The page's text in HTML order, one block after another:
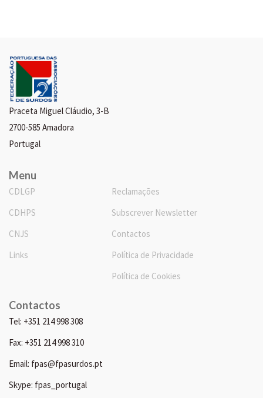
Praceta Miguel Cláudio, 3-B
2700-585 Amadora
Portugal
Menu
CDLGP
CDHPS
CNJS
Links
Reclamações
Subscrever Newsletter
Contactos
Política de Privacidade
Política de Cookies
Contactos
Tel: +351 214 998 308
Fax: +351 214 998 310
Email: fpas@fpasurdos.pt
Skype: fpas_portugal